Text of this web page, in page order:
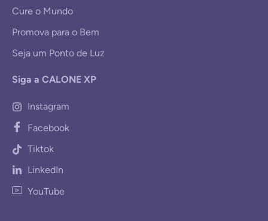
Cure o Mundo
Promova para o Bem
Seja um Ponto de Luz
Siga a CALONE XP
Instagram
Facebook
Tiktok
LinkedIn
YouTube